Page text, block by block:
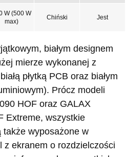
W (500 W
max)
Chiński Jest
białym designem
mierze wykonanej z
płytką PCB oraz białym
Prócz modeli
HOF oraz GALAX
Extreme, wszystkie
także wyposażone w
z ekranem o rozdzielczości